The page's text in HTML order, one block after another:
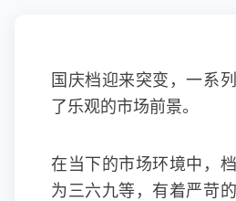
国庆档迎来突变，一系
了乐观的市场前景。
在当下的市场环境中，
为三六九等，有着严苛